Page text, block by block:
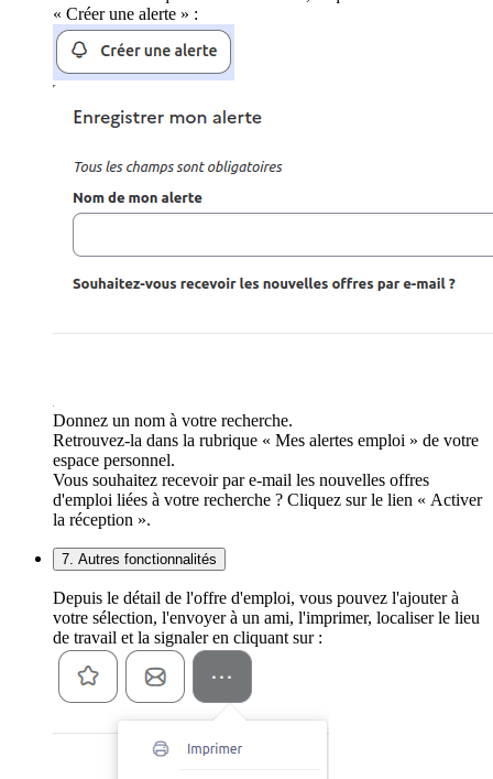
« Créer une alerte » :
Donnez un nom à votre recherche.
Retrouvez-la dans la rubrique « Mes alertes emploi » de votre
espace personnel.
Vous souhaitez recevoir par e-mail les nouvelles offres
d'emploi liées à votre recherche ? Cliquez sur le lien « Activer
la réception ».
7. Autres fonctionnalités
Depuis le détail de l'offre d'emploi, vous pouvez l'ajouter à
votre sélection, l'envoyer à un ami, l'imprimer, localiser le lieu
de travail et la signaler en cliquant sur :